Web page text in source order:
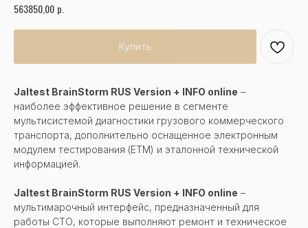
563850,00 р.
Купить
Jaltest BrainStorm RUS Version + INFO online –
наиболее эффективное решение в сегменте
мультисистемой диагностики грузового коммерческого
транспорта, дополнительно оснащенное электронным
модулем тестирования (ЕТМ) и эталонной технической
информацией.
Jaltest BrainStorm RUS Version + INFO online –
мультимарочный интерфейс, предназначенный для
работы СТО, которые выполняют ремонт и техническое